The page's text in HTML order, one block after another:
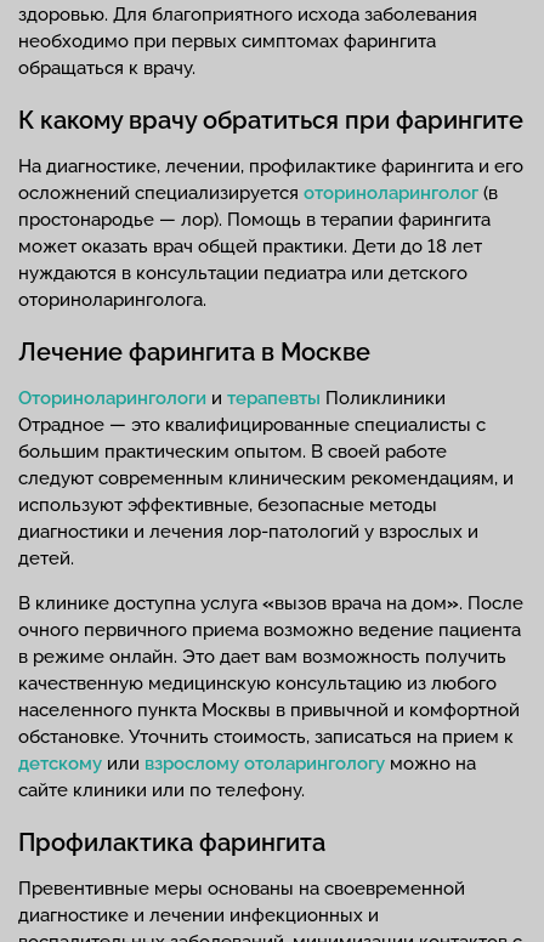
здоровью. Для благоприятного исхода заболевания
необходимо при первых симптомах фарингита
обращаться к врачу.
К какому врачу обратиться при фарингите
На диагностике, лечении, профилактике фарингита и его
осложнений специализируется оториноларинголог (в
простонародье — лор). Помощь в терапии фарингита
может оказать врач общей практики. Дети до 18 лет
нуждаются в консультации педиатра или детского
оториноларинголога.
Лечение фарингита в Москве
Оториноларингологи и терапевты Поликлиники
Отрадное — это квалифицированные специалисты с
большим практическим опытом. В своей работе
следуют современным клиническим рекомендациям, и
используют эффективные, безопасные методы
диагностики и лечения лор-патологий у взрослых и
детей.
В клинике доступна услуга «вызов врача на дом». После
очного первичного приема возможно ведение пациента
в режиме онлайн. Это дает вам возможность получить
качественную медицинскую консультацию из любого
населенного пункта Москвы в привычной и комфортной
обстановке. Уточнить стоимость, записаться на прием к
детскому или взрослому отоларингологу можно на
сайте клиники или по телефону.
Профилактика фарингита
Превентивные меры основаны на своевременной
диагностике и лечении инфекционных и